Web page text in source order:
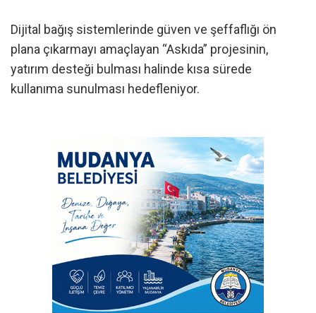
Dijital bağış sistemlerinde güven ve şeffaflığı ön
plana çıkarmayı amaçlayan “Askıda” projesinin,
yatırım desteği bulması halinde kısa sürede
kullanıma sunulması hedefleniyor.